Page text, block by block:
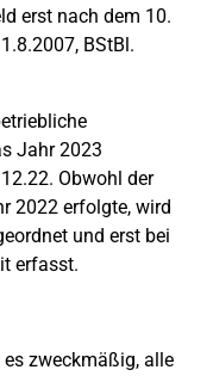
erst nach dem 10.
BStBl.
Jahr 2023
Obwohl der
2022 erfolgte, wird
und erst bei
erfasst.
zweckmäßig, alle